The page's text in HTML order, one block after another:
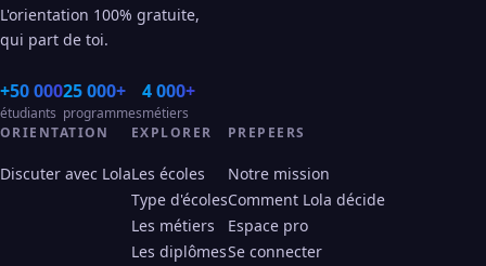
L'orientation 100% gratuite,
qui part de toi.
+50 000
étudiants
25 000+
programmes
4 000+
métiers
ORIENTATION
Discuter avec Lola
EXPLORER
Les écoles
Type d'écoles
Les métiers
Les diplômes
PREPEERS
Notre mission
Comment Lola décide
Espace pro
Se connecter